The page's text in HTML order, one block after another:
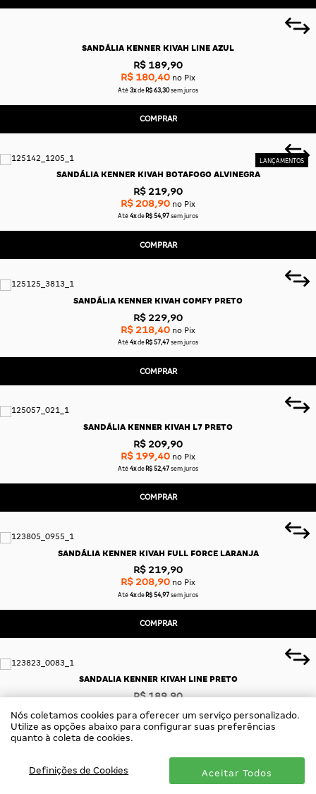
SANDÁLIA KENNER KIVAH LINE AZUL
R$ 189,90
R$ 180,40 no Pix
Até 3x de R$ 63,30sem juros
COMPRAR
SANDÁLIA KENNER KIVAH BOTAFOGO ALVINEGRA
R$ 219,90
R$ 208,90 no Pix
Até 4x de R$ 54,97 sem juros
COMPRAR
SANDÁLIA KENNER KIVAH COMFY PRETO
R$ 229,90
R$ 218,40 no Pix
Até 4x de R$ 57,47 sem juros
COMPRAR
SANDÁLIA KENNER KIVAH L7 PRETO
R$ 209,90
R$ 199,40 no Pix
Até 4x de R$ 52,47 sem juros
COMPRAR
SANDÁLIA KENNER KIVAH FULL FORCE LARANJA
R$ 219,90
R$ 208,90 no Pix
Até 4x de R$ 54,97 sem juros
COMPRAR
SANDALIA KENNER KIVAH LINE PRETO
R$ 189,90
Até
Nós coletamos cookies para oferecer um serviço personalizado.
Utilize as opções abaixo para configurar suas preferências
quanto à coleta de cookies.
Definições de Cookies Aceitar Todos